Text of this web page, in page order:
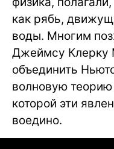
как рябь,
воды. Многим
Джеймсу Клерку
объединить
волновую теорию
которой эти
воедино.